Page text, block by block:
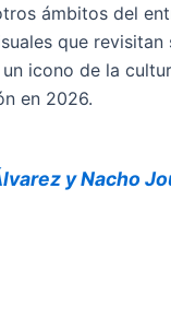
ámbitos del
que
icono de la
en 2026.
y Nacho